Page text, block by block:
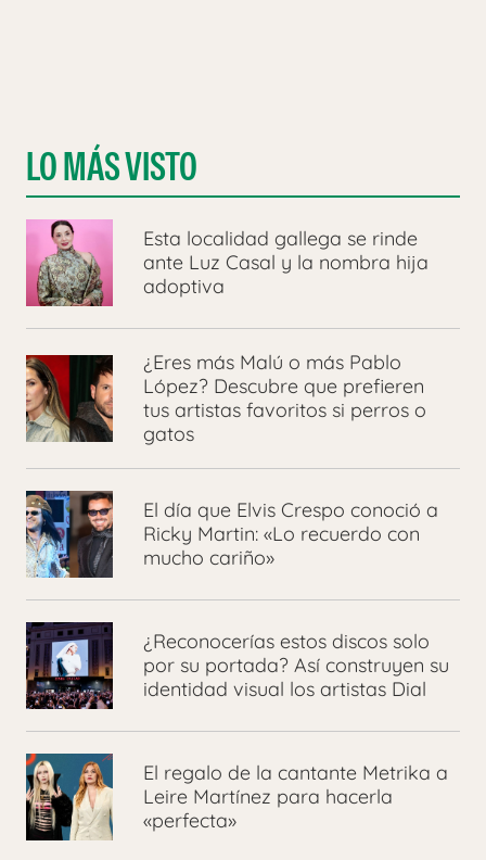
LO MÁS VISTO
Esta localidad gallega se rinde
ante Luz Casal y la nombra hija
adoptiva
¿Eres más Malú o más Pablo
López? Descubre que prefieren
tus artistas favoritos si perros o
gatos
El día que Elvis Crespo conoció a
Ricky Martin: «Lo recuerdo con
mucho cariño»
¿Reconocerías estos discos solo
por su portada? Así construyen su
identidad visual los artistas Dial
El regalo de la cantante Metrika a
Leire Martínez para hacerla
«perfecta»